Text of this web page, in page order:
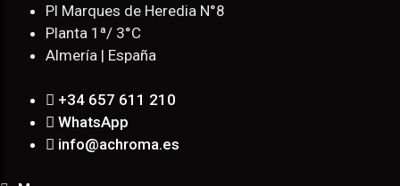
Pl Marques de Heredia N°8
Planta 1ª/ 3°C
Almería | España
+34 657 611 210
WhatsApp
info@achroma.es